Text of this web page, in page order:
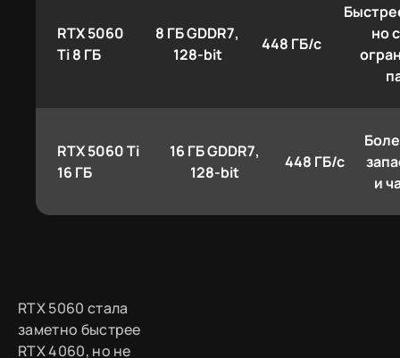
RTX 5060
Ti 8 ГБ
8 ГБ GDDR7,
128-bit
448 ГБ/с
но
RTX 5060 Ti
16 ГБ
16 ГБ GDDR7,
128-bit
448 ГБ/с
и
RTX 5060 стала
заметно быстрее
RTX 4060, но не